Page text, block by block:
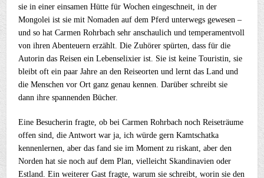
sie in einer einsamen Hütte für Wochen eingeschneit, in der
Mongolei ist sie mit Nomaden auf dem Pferd unterwegs gewesen –
und so hat Carmen Rohrbach sehr anschaulich und temperamentvoll
von ihren Abenteuern erzählt. Die Zuhörer spürten, dass für die
Autorin das Reisen ein Lebenselixier ist. Sie ist keine Touristin, sie
bleibt oft ein paar Jahre an den Reiseorten und lernt das Land und
die Menschen vor Ort ganz genau kennen. Darüber schreibt sie
dann ihre spannenden Bücher.
Eine Besucherin fragte, ob bei Carmen Rohrbach noch Reiseträume
offen sind, die Antwort war ja, ich würde gern Kamtschatka
kennenlernen, aber das fand sie im Moment zu riskant, aber den
Norden hat sie noch auf dem Plan, vielleicht Skandinavien oder
Estland. Ein weiterer Gast fragte, warum sie schreibt, worin sie den